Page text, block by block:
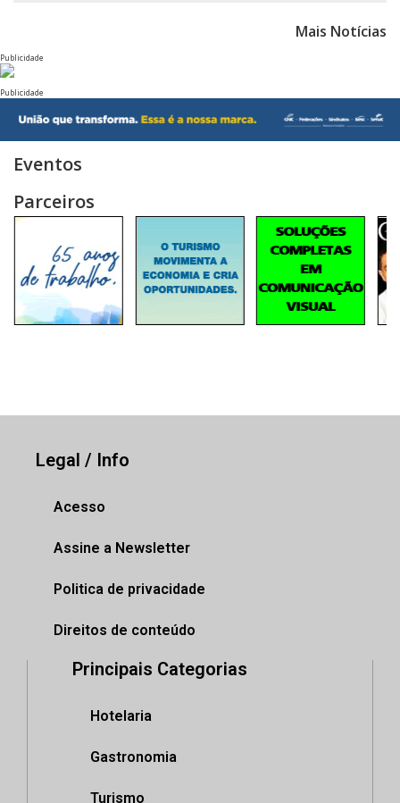
Mais Notícias
Publicidade
Publicidade
Eventos
Parceiros
Legal / Info
Acesso
Assine a Newsletter
Politica de privacidade
Direitos de conteúdo
Principais Categorias
Hotelaria
Gastronomia
Turismo